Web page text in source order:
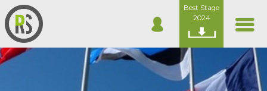
Best Stage
2024